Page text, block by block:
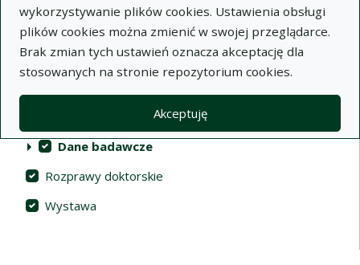
wykorzystywanie plików cookies. Ustawienia obsługi
plików cookies można zmienić w swojej przeglądarce.
Brak zmian tych ustawień oznacza akceptację dla
stosowanych na stronie repozytorium cookies.
Akceptuję
Akcje na kolekcjach Wyczyść Zaznacz wszystko
Kolekcje(automatyczne przeładowanie treści)
Publikacje naukowe
Materiały audiowizualne
Dane badawcze
Rozprawy doktorskie
Wystawa